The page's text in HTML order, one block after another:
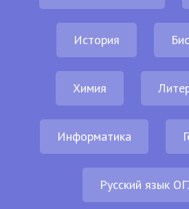
История
Химия
Информатика
Русский язык